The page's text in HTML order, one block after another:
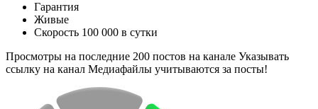
Гарантия
Живые
Скорость 100 000 в сутки
Просмотры на последние 200 постов на канале Указывать
ссылку на канал Медиафайлы учитываются за посты!